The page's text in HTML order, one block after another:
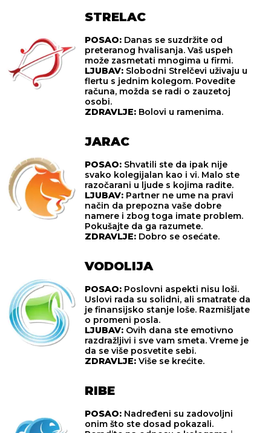
STRELAC
POSAO: Danas se suzdržite od
preteranog hvalisanja. Vaš uspeh
može zasmetati mnogima u firmi.
LJUBAV: Slobodni Strelčevi uživaju u
flertu s jednim kolegom. Povedite
računa, možda se radi o zauzetoj
osobi.
ZDRAVLJE: Bolovi u ramenima.
JARAC
POSAO: Shvatili ste da ipak nije
svako kolegijalan kao i vi. Malo ste
razočarani u ljude s kojima radite.
LJUBAV: Partner ne ume na pravi
način da prepozna vaše dobre
namere i zbog toga imate problem.
Pokušajte da ga razumete.
ZDRAVLJE: Dobro se osećate.
VODOLIJA
POSAO: Poslovni aspekti nisu loši.
Uslovi rada su solidni, ali smatrate da
je finansijsko stanje loše. Razmišljate
o promeni posla.
LJUBAV: Ovih dana ste emotivno
razdražljivi i sve vam smeta. Vreme je
da se više posvetite sebi.
ZDRAVLJE: Više se krećite.
RIBE
POSAO: Nadređeni su zadovoljni
onim što ste dosad pokazali.